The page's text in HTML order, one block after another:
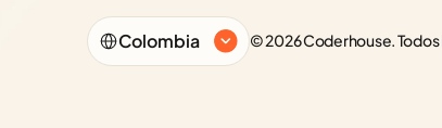
Select Language
Colombia © 2026 Coderhouse.